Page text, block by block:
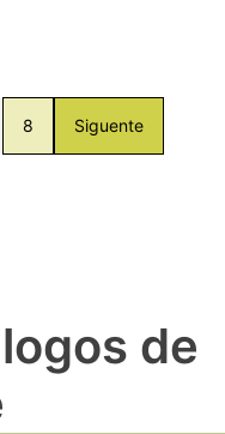
8 Siguente
de